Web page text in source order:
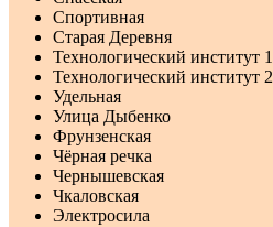
Спортивная
Старая Деревня
Технологический институт 1
Технологический институт 2
Удельная
Улица Дыбенко
Фрунзенская
Чёрная речка
Чернышевская
Чкаловская
Электросила